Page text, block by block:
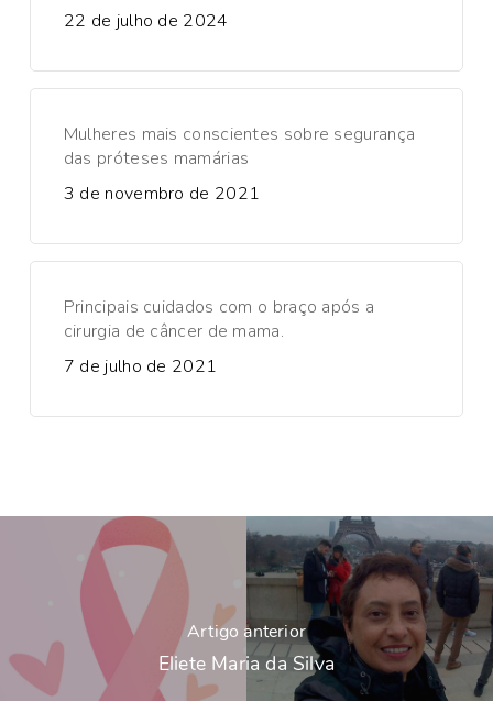
22 de julho de 2024
Mulheres mais conscientes sobre segurança
das próteses mamárias
3 de novembro de 2021
Principais cuidados com o braço após a
cirurgia de câncer de mama.
7 de julho de 2021
Artigo anterior
Eliete Maria da Silva